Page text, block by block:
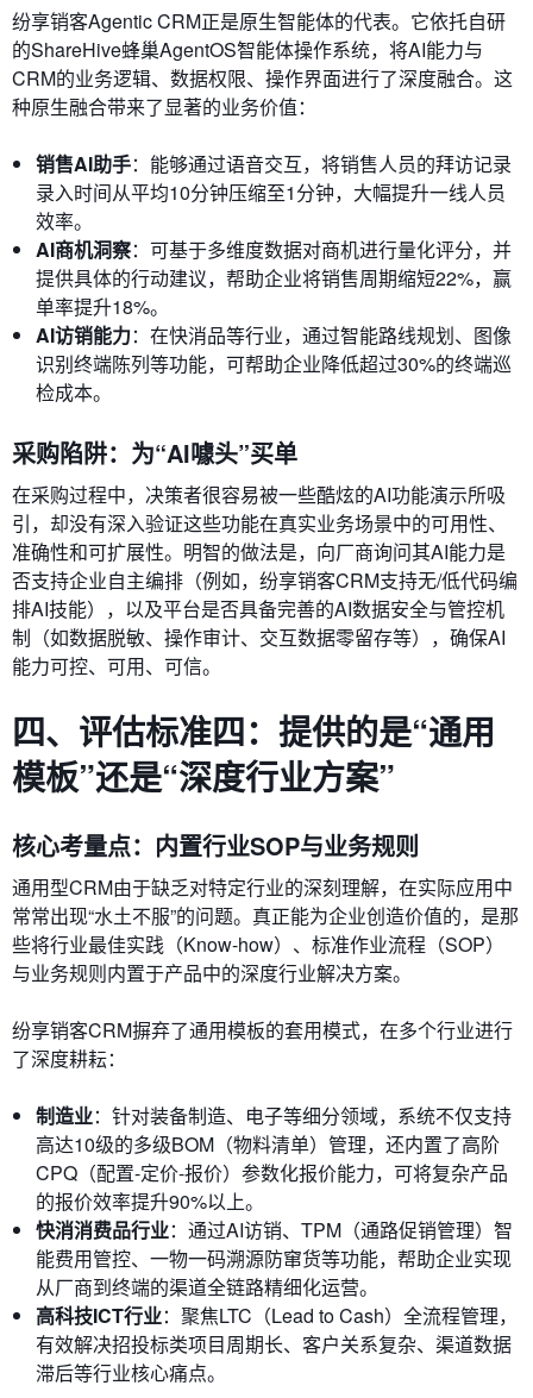
纷享销客Agentic CRM正是原生智能体的代表。它依托自研
的ShareHive蜂巢AgentOS智能体操作系统，将AI能力与
CRM的业务逻辑、数据权限、操作界面进行了深度融合。这
种原生融合带来了显著的业务价值：
销售AI助手：能够通过语音交互，将销售人员的拜访记录
录入时间从平均10分钟压缩至1分钟，大幅提升一线人员
效率。
AI商机洞察：可基于多维度数据对商机进行量化评分，并
提供具体的行动建议，帮助企业将销售周期缩短22%，赢
单率提升18%。
AI访销能力：在快消品等行业，通过智能路线规划、图像
识别终端陈列等功能，可帮助企业降低超过30%的终端巡
检成本。
采购陷阱：为“AI噱头”买单
在采购过程中，决策者很容易被一些酷炫的AI功能演示所吸
引，却没有深入验证这些功能在真实业务场景中的可用性、
准确性和可扩展性。明智的做法是，向厂商询问其AI能力是
否支持企业自主编排（例如，纷享销客CRM支持无/低代码编
排AI技能），以及平台是否具备完善的AI数据安全与管控机
制（如数据脱敏、操作审计、交互数据零留存等），确保AI
能力可控、可用、可信。
四、评估标准四：提供的是“通用
模板”还是“深度行业方案”
核心考量点：内置行业SOP与业务规则
通用型CRM由于缺乏对特定行业的深刻理解，在实际应用中
常常出现“水土不服”的问题。真正能为企业创造价值的，是那
些将行业最佳实践（Know-how）、标准作业流程（SOP）
与业务规则内置于产品中的深度行业解决方案。
纷享销客CRM摒弃了通用模板的套用模式，在多个行业进行
了深度耕耘：
制造业：针对装备制造、电子等细分领域，系统不仅支持
高达10级的多级BOM（物料清单）管理，还内置了高阶
CPQ（配置-定价-报价）参数化报价能力，可将复杂产品
的报价效率提升90%以上。
快消消费品行业：通过AI访销、TPM（通路促销管理）智
能费用管控、一物一码溯源防窜货等功能，帮助企业实现
从厂商到终端的渠道全链路精细化运营。
高科技ICT行业：聚焦LTC（Lead to Cash）全流程管理，
有效解决招投标类项目周期长、客户关系复杂、渠道数据
滞后等行业核心痛点。